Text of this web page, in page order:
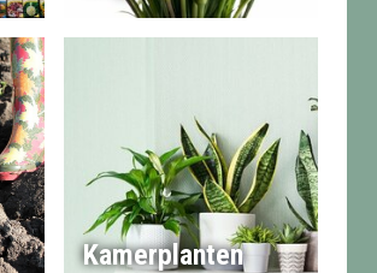
Kamerplanten